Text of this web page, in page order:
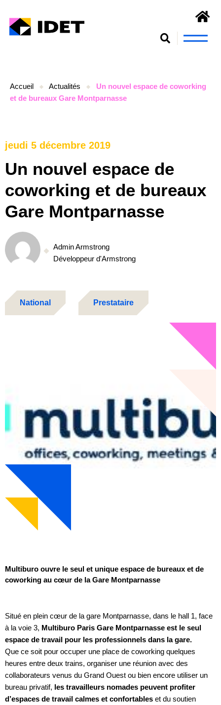
Accueil Actualités
Un nouvel espace de coworking
et de bureaux Gare Montparnasse
jeudi 5 décembre 2019
Un nouvel espace de
coworking et de bureaux
Gare Montparnasse
Admin Armstrong
Développeur d'Armstrong
Multiburo ouvre le seul et unique espace de bureaux et de
coworking au cœur de la Gare Montparnasse
Situé en plein cœur de la gare Montparnasse, dans le hall 1, face
à la voie 3, Multiburo Paris Gare Montparnasse est le seul
espace de travail pour les professionnels dans la gare.
Que ce soit pour occuper une place de coworking quelques
heures entre deux trains, organiser une réunion avec des
collaborateurs venus du Grand Ouest ou bien encore utiliser un
bureau privatif, les travailleurs nomades peuvent profiter
d’espaces de travail calmes et confortables et du soutien